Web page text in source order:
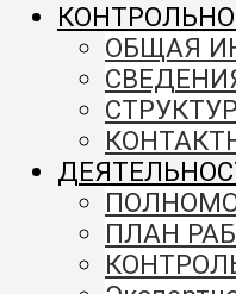
ОБЩАЯ
ПЛАН